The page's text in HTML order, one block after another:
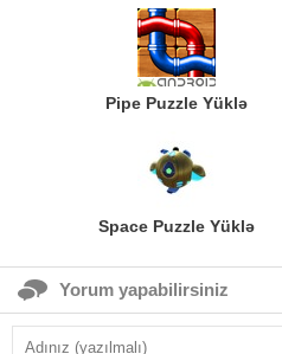
Pipe Puzzle Yüklə
Space Puzzle Yüklə
Yorum yapabilirsiniz